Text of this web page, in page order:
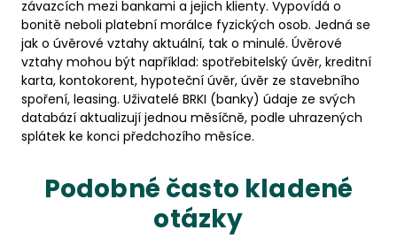
závazcích mezi bankami a jejich klienty. Vypovídá o
bonitě neboli platební morálce fyzických osob. Jedná se
jak o úvěrové vztahy aktuální, tak o minulé. Úvěrové
vztahy mohou být například: spotřebitelský úvěr, kreditní
karta, kontokorent, hypoteční úvěr, úvěr ze stavebního
spoření, leasing. Uživatelé BRKI (banky) údaje ze svých
databází aktualizují jednou měsíčně, podle uhrazených
splátek ke konci předchozího měsíce.
Podobné často kladené
otázky